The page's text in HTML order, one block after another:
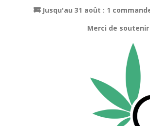
🚒 Jusqu'au 31 août : 1
Merci de